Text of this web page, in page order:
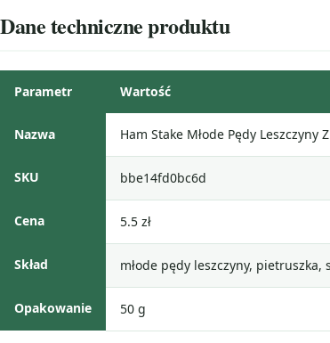
Dane techniczne produktu
Parametr Wartość
Nazwa Ham Stake Młode Pędy Leszczyny
SKU bbe14fd0bc6d
Cena 5.5 zł
Skład młode pędy leszczyny, pietruszka,
Opakowanie 50 g